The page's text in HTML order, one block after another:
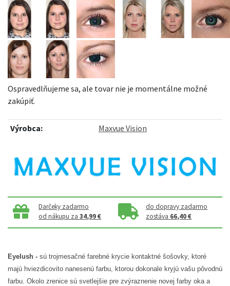
Ospravedlňujeme sa, ale tovar nie je momentálne možné
zakúpiť.
Výrobca: Maxvue Vision
Darčeky zadarmo
od nákupu za34,99 €
do dopravy zadarmo
zostáva 66,40 €
Eyelush - sú trojmesačné farebné krycie kontaktné šošovky, ktoré
majú hviezdicovito nanesenú farbu, ktorou dokonale kryjú vašu pôvodnú
farbu. Okolo zrenice sú svetlejšie pre zvýraznenie novej farby oka a